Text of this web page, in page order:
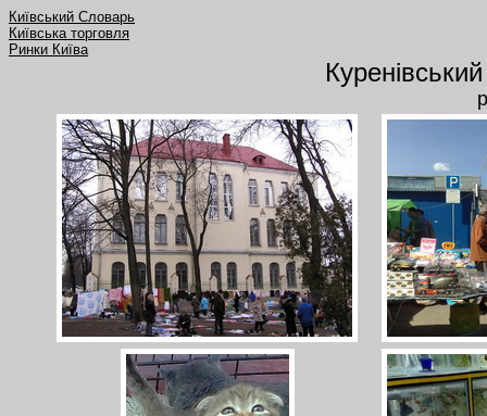
Київський Словарь
Київська торговля
Ринки Київа